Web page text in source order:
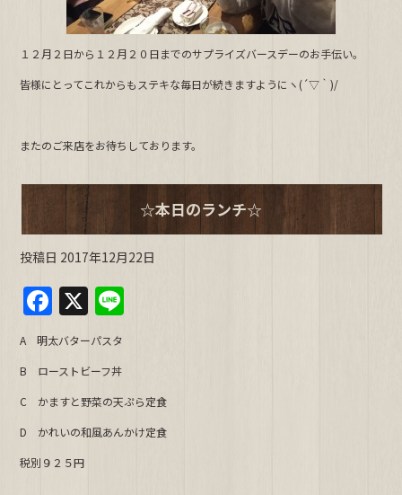
１２月２日から１２月２０日までのサプライズバースデーのお手伝い。
皆様にとってこれからもステキな毎日が続きますようにヽ(´▽｀)/
またのご来店をお待ちしております。
☆本日のランチ☆
投稿日 2017年12月22日
F
a
c
e
b
o
o
X
A 明太バターパスタ
B ローストビーフ丼
C かますと野菜の天ぷら定食
D かれいの和風あんかけ定食
税別９２５円